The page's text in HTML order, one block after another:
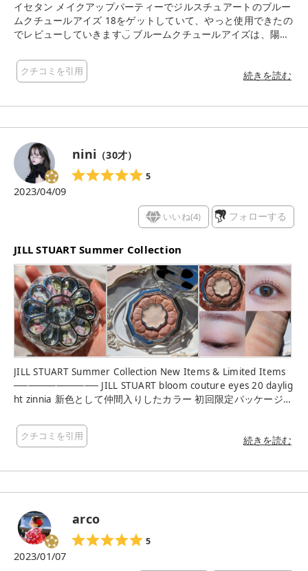
イセタン メイクアップパーティーでジルスチュアートのブルー
ムクチュールアイズ 18をゲットしていて、やっと使用できたの
でレビューしていきます◡̈ ブルームクチュールアイズは、陽だ
フォニーを楽しむアイカラーパレットです💐 まぶたに光を纏
い、ふんわりやわらかな輝きで包み込んでトーンアップを叶え
わらかな透明感で奥行きを与えるペタルカラーの4色が1つにな
ベンフリーとなっています☝️ くすみ感なく、個人的には思った
よりもはっきりと発色するなと思いました！ 粉質はしっとりし
ていて、ラメがキラッと輝きとても綺麗です🥰 ピンクがめっち
ゃ可愛く、下のブラウンカラーが強すぎないのでふわっと締め
てくれるのがいい…！ ラメ飛びもあまり気にならず、使いやす
いなと思いました♪
クチコミを引用 続きを読む
nini （30才）
5
2023/04/09
いいね(4) フォローする
JILL STUART Summer Collection
JILL STUART Summer Collection New Items & Limited Items
──────────── JILL STUART bloom couture eyes 20 daylig
ht zinnia 新色として仲間入りしたカラー 初回限定パッケージが
チュラル。 ピンク寄りにもオレンジ寄りにもできそうな感じ。
全体的にシマーな発色だけど陽だまりのような暖かみがあって
UART #ブルームクチュールアイズ #新作コスメ #アイシャドウ
クチコミを引用 続きを読む
arco
5
2023/01/07